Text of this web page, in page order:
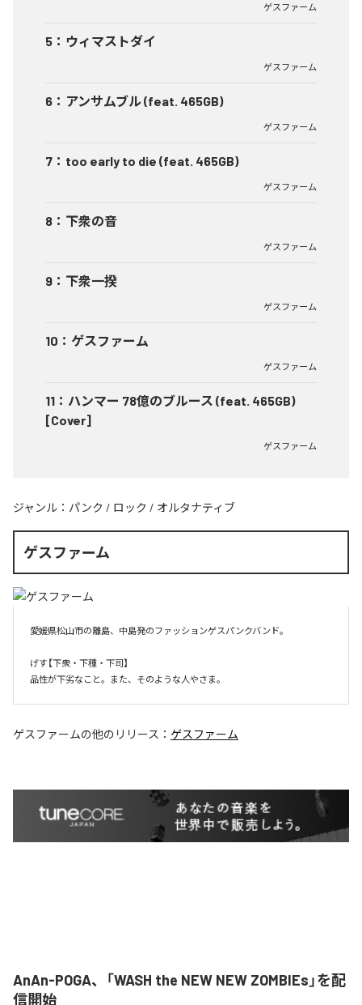
ゲスファーム
5 ： ウィマストダイ
ゲスファーム
6 ： アンサムブル (feat. 465GB)
ゲスファーム
7 ： too early to die (feat. 465GB)
ゲスファーム
8 ： 下衆の音
ゲスファーム
9 ： 下衆一揆
ゲスファーム
10 ： ゲスファーム
ゲスファーム
11 ： ハンマー 78億のブルース (feat. 465GB)
[Cover]
ゲスファーム
ジャンル： パンク / ロック / オルタナティブ
ゲスファーム
愛媛県松山市の離島、中島発のファッションゲスパンクバンド。
げす【下衆・下種・下司】
品性が下劣なこと。また、そのような人やさま。
ゲスファームの他のリリース： ゲスファーム
AnAn-POGA、「WASH the NEW NEW ZOMBIEs」を配
信開始